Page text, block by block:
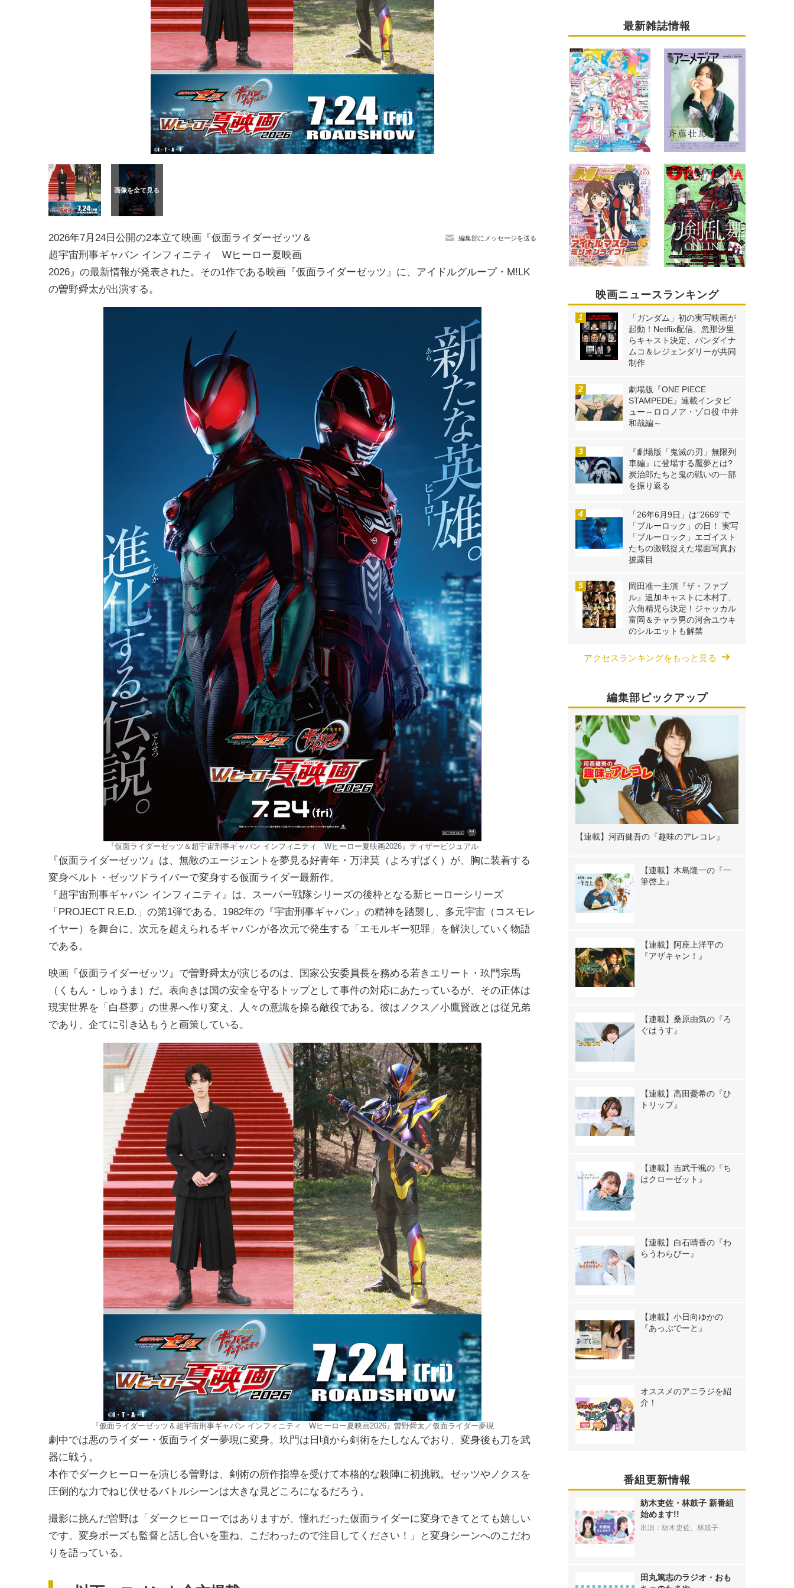
編集部にメッセージを送る
2026年7月24日公開の2本立て映画『仮面ライダーゼッツ＆
超宇宙刑事ギャバン インフィニティ Wヒーロー夏映画
2026』の最新情報が発表された。その1作である映画『仮面ライダーゼッツ』に、アイドルグループ・M!LK
の曽野舜太が出演する。
『仮面ライダーゼッツ＆超宇宙刑事ギャバン インフィニティ Wヒーロー夏映画2026』ティザービジュアル
『仮面ライダーゼッツ』は、無敵のエージェントを夢見る好青年・万津莫（よろずばく）が、胸に装着する
変身ベルト・ゼッツドライバーで変身する仮面ライダー最新作。
『超宇宙刑事ギャバン インフィニティ』は、スーパー戦隊シリーズの後枠となる新ヒーローシリーズ
「PROJECT R.E.D.」の第1弾である。1982年の『宇宙刑事ギャバン』の精神を踏襲し、多元宇宙（コスモレ
イヤー）を舞台に、次元を超えられるギャバンが各次元で発生する「エモルギー犯罪」を解決していく物語
である。
映画『仮面ライダーゼッツ』で曽野舜太が演じるのは、国家公安委員長を務める若きエリート・玖門宗馬
（くもん・しゅうま）だ。表向きは国の安全を守るトップとして事件の対応にあたっているが、その正体は
現実世界を「白昼夢」の世界へ作り変え、人々の意識を操る敵役である。彼はノクス／小鷹賢政とは従兄弟
であり、企てに引き込もうと画策している。
『仮面ライダーゼッツ＆超宇宙刑事ギャバン インフィニティ Wヒーロー夏映画2026』曽野舜太／仮面ライダー夢現
劇中では悪のライダー・仮面ライダー夢現に変身。玖門は日頃から剣術をたしなんでおり、変身後も刀を武
器に戦う。
本作でダークヒーローを演じる曽野は、剣術の所作指導を受けて本格的な殺陣に初挑戦。ゼッツやノクスを
圧倒的な力でねじ伏せるバトルシーンは大きな見どころになるだろう。
撮影に挑んだ曽野は「ダークヒーローではありますが、憧れだった仮面ライダーに変身できてとても嬉しい
です。変身ポーズも監督と話し合いを重ね、こだわったので注目してください！」と変身シーンへのこだわ
りを語っている。
最新雑誌情報
映画ニュースランキング
「ガンダム」初の実写映画が
起動！Netflix配信、忽那汐里
らキャスト決定、バンダイナ
ムコ＆レジェンダリーが共同
制作
劇場版『ONE PIECE
STAMPEDE』連載インタビ
ュー～ロロノア・ゾロ役 中井
和哉編～
『劇場版「鬼滅の刃」無限列
車編』に登場する魘夢とは?
炭治郎たちと鬼の戦いの一部
を振り返る
「26年6月9日」は“2669”で
「ブルーロック」の日！ 実写
「ブルーロック」エゴイスト
たちの激戦捉えた場面写真お
披露目
岡田准一主演『ザ・ファブ
ル』追加キャストに木村了、
六角精児ら決定！ジャッカル
富岡＆チャラ男の河合ユウキ
のシルエットも解禁
アクセスランキングをもっと見る
編集部ピックアップ
【連載】河西健吾の『趣味のアレコレ』
【連載】木島隆一の『一
筆啓上』
【連載】阿座上洋平の
『アザキャン！』
【連載】桑原由気の『ろ
ぐはうす』
【連載】高田憂希の『ひ
トリップ』
【連載】吉武千颯の『ち
はクローゼット』
【連載】白石晴香の『わ
らうわらびー』
【連載】小日向ゆかの
『あっぷでーと』
オススメのアニラジを紹
介！
番組更新情報
紡木吏佐・林鼓子 新番組
始めます!!
出演：紡木吏佐、林鼓子
田丸篤志のラジオ・おも